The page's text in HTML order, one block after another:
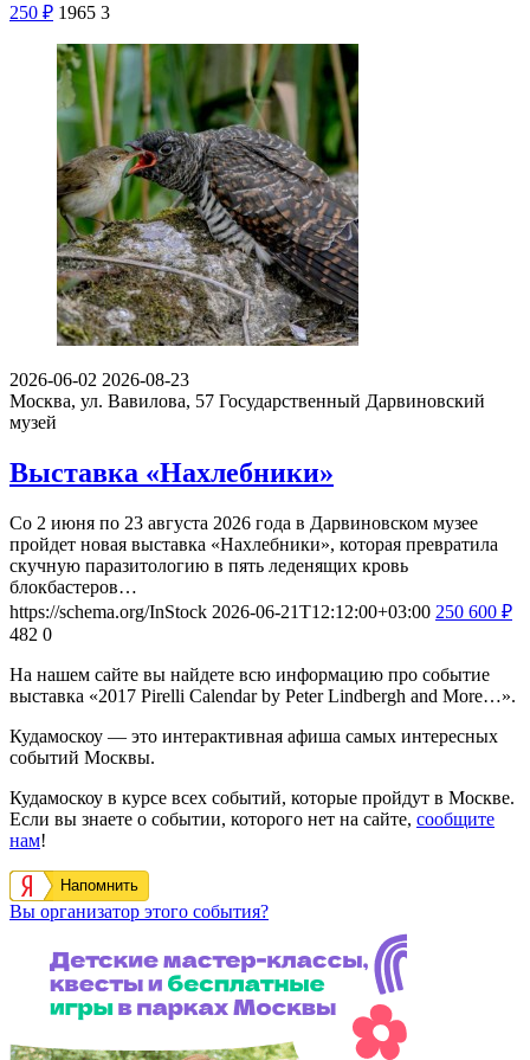
250 ₽ 1965 3
2026-06-02 2026-08-23
Москва, ул. Вавилова, 57 Государственный Дарвиновский
музей
Выставка «Нахлебники»
Со 2 июня по 23 августа 2026 года в Дарвиновском музее
пройдет новая выставка «Нахлебники», которая превратила
скучную паразитологию в пять леденящих кровь
блокбастеров…
https://schema.org/InStock 2026-06-21T12:12:00+03:00 250 600 ₽
482 0
На нашем сайте вы найдете всю информацию про событие
выставка «2017 Pirelli Calendar by Peter Lindbergh and More…».
Кудамоскоу — это интерактивная афиша самых интересных
событий Москвы.
Кудамоскоу в курсе всех событий, которые пройдут в Москве.
Если вы знаете о событии, которого нет на сайте, сообщите
нам!
Напомнить
Вы организатор этого события?